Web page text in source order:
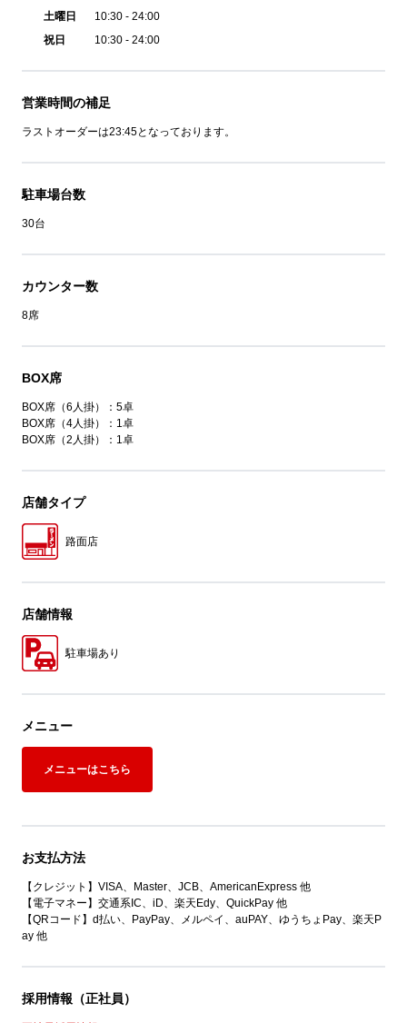
土曜日
10:30 - 24:00
祝日
10:30 - 24:00
営業時間の補足
ラストオーダーは23:45となっております。
駐車場台数
30台
カウンター数
8席
BOX席
BOX席（6人掛）：5卓
BOX席（4人掛）：1卓
BOX席（2人掛）：1卓
店舗タイプ
路面店
店舗情報
駐車場あり
メニュー
メニューはこちら
お支払方法
【クレジット】VISA、Master、JCB、AmericanExpress 他
【電子マネー】交通系IC、iD、楽天Edy、QuickPay 他
【QRコード】d払い、PayPay、メルペイ、auPAY、ゆうちょPay、楽天P
ay 他
採用情報（正社員）